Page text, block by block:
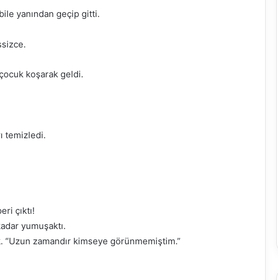
yanından geçip gitti.
koşarak geldi.
temizledi.
çıktı!
yumuşaktı.
zamandır kimseye görünmemiştim.”